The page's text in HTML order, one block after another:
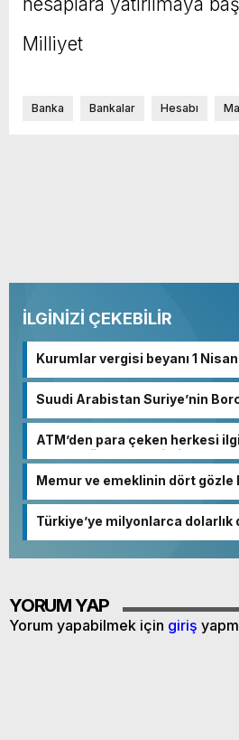
Milliyet
Banka Bankalar Hesabı
İLGİNİZİ ÇEKEBİLİR
Kurumlar vergisi beyanı 1
Suudi Arabistan Suriye’nin
ATM’den para çeken herkesi
Sayılar tümden değişti
Memur ve emeklinin dört gözle
Türkiye’ye milyonlarca dolarlık
YORUM YAP
Yorum yapabilmek için giriş